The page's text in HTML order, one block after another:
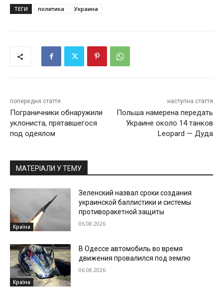
ТЕГИ политика Украина
попередня стаття
Пограничники обнаружили
уклониста, прятавшегося
под одеялом
наступна стаття
Польша намерена передать
Украине около 14 танков
Leopard — Дуда
МАТЕРІАЛИ У ТЕМУ
Країна
Зеленский назвал сроки создания
украинской баллистики и системы
противоракетной защиты
06.08.2026
Країна
В Одессе автомобиль во время
движения провалился под землю
06.08.2026